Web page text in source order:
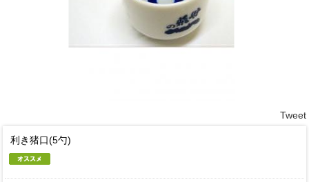
Tweet
利き猪口(5勺)